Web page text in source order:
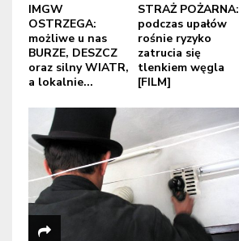
IMGW
OSTRZEGA:
możliwe u nas
BURZE, DESZCZ
oraz silny WIATR,
a lokalnie...
STRAŻ POŻARNA:
podczas upałów
rośnie ryzyko
zatrucia się
tlenkiem węgla
[FILM]